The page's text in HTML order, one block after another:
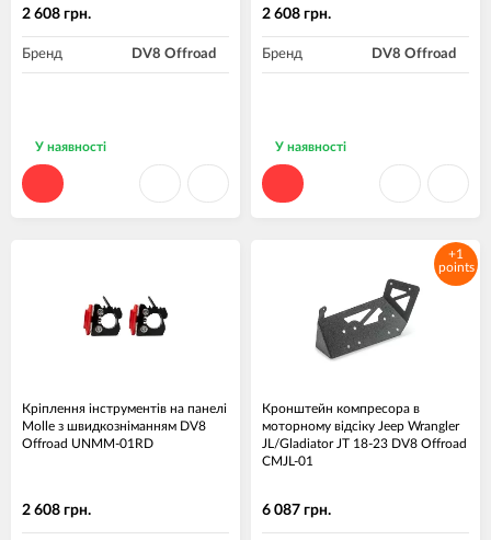
2 608 грн.
Бренд DV8 Offroad
У наявності
2 608 грн.
Бренд DV8 Offroad
У наявності
Кріплення інструментів на панелі
Molle з швидкозніманням DV8
Offroad UNMM-01RD
2 608 грн.
+1
points
Кронштейн компресора в
моторному відсіку Jeep Wrangler
JL/Gladiator JT 18-23 DV8 Offroad
CMJL-01
6 087 грн.